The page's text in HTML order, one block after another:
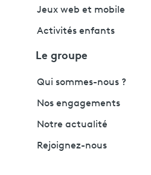
Jeux web et mobile
Activités enfants
Le groupe
Qui sommes-nous ?
Nos engagements
Notre actualité
Rejoignez-nous